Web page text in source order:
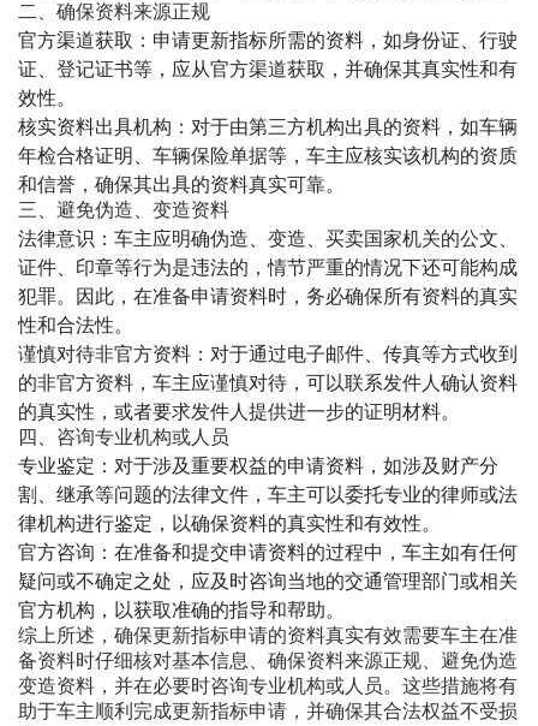
二、确保资料来源正规
官方渠道获取 ‌：申请更新指标所需的资料，如身份证、行驶
证、登记证书等，应从官方渠道获取，并确保其真实性和有
效性。
核实资料出具机构 ‌：对于由第三方机构出具的资料，如车辆
年检合格证明、车辆保险单据等，车主应核实该机构的资质
和信誉，确保其出具的资料真实可靠。
三、避免伪造、变造资料
法律意识 ‌：车主应明确伪造、变造、买卖国家机关的公文、
证件、印章等行为是违法的，情节严重的情况下还可能构成
犯罪。因此，在准备申请资料时，务必确保所有资料的真实
性和合法性。
谨慎对待非官方资料 ‌：对于通过电子邮件、传真等方式收到
的非官方资料，车主应谨慎对待，可以联系发件人确认资料
的真实性，或者要求发件人提供进一步的证明材料。
四、咨询专业机构或人员
专业鉴定 ‌：对于涉及重要权益的申请资料，如涉及财产分
割、继承等问题的法律文件，车主可以委托专业的律师或法
律机构进行鉴定，以确保资料的真实性和有效性。
官方咨询 ‌：在准备和提交申请资料的过程中，车主如有任何
疑问或不确定之处，应及时咨询当地的交通管理部门或相关
官方机构，以获取准确的指导和帮助。
综上所述，确保更新指标申请的资料真实有效需要车主在准
备资料时仔细核对基本信息、确保资料来源正规、避免伪造
变造资料，并在必要时咨询专业机构或人员。这些措施将有
助于车主顺利完成更新指标申请，并确保其合法权益不受损